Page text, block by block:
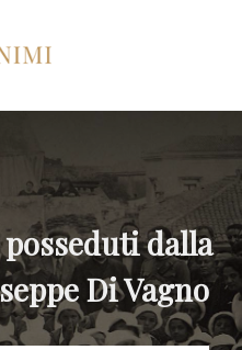
dalla
Di Vagno